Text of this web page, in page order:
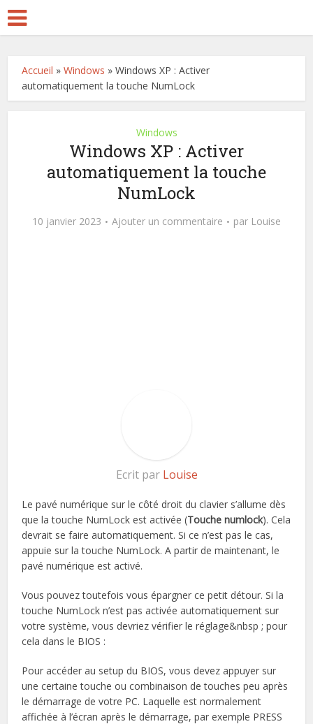
Accueil »Windows »Windows XP : Activer
automatiquement la touche NumLock
Windows
Windows XP : Activer
automatiquement la touche
NumLock
10 janvier 2023 Ajouter un commentaire par Louise
Ecrit par Louise
Le pavé numérique sur le côté droit du clavier s’allume dès
que la touche NumLock est activée (Touche numlock). Cela
devrait se faire automatiquement. Si ce n’est pas le cas,
appuie sur la touche NumLock. A partir de maintenant, le
pavé numérique est activé.
Vous pouvez toutefois vous épargner ce petit détour. Si la
touche NumLock n’est pas activée automatiquement sur
votre système, vous devriez vérifier le réglage&nbsp ; pour
cela dans le BIOS :
Pour accéder au setup du BIOS, vous devez appuyer sur
une certaine touche ou combinaison de touches peu après
le démarrage de votre PC. Laquelle est normalement
affichée à l’écran après le démarrage, par exemple PRESS